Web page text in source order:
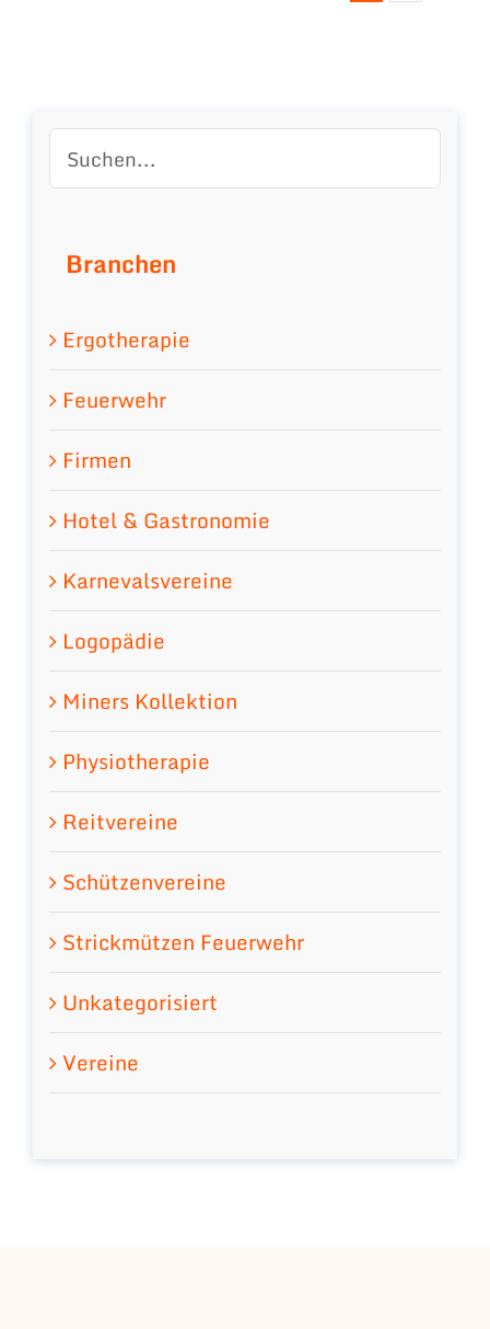
Branchen
Ergotherapie
Feuerwehr
Firmen
Hotel & Gastronomie
Karnevalsvereine
Logopädie
Miners Kollektion
Physiotherapie
Reitvereine
Schützenvereine
Strickmützen Feuerwehr
Unkategorisiert
Vereine